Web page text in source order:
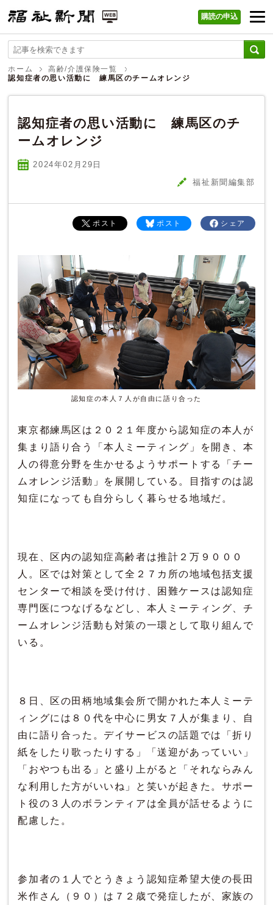
福祉新聞 WEB
購読の申込
ホーム
高齢/介護保険一覧
認知症者の思い活動に 練馬区のチームオレンジ
認知症者の思い活動に 練馬区のチ
ームオレンジ
2024年02 月29 日
福祉新聞編集部
シェア
ポスト
ポスト
認知症の本人７人が自由に語り合った
東京都練馬区は２０２１年度から認知症の本人が
集まり語り合う「本人ミーティング」を開き、本
人の得意分野を生かせるようサポートする「チー
ムオレンジ活動」を展開している。目指すのは認
知症になっても自分らしく暮らせる地域だ。
現在、区内の認知症高齢者は推計２万９０００
人。区では対策として全２７カ所の地域包括支援
センターで相談を受け付け、困難ケースは認知症
専門医につなげるなどし、本人ミーティング、チ
ームオレンジ活動も対策の一環として取り組んで
いる。
８日、区の田柄地域集会所で開かれた本人ミーテ
ィングには８０代を中心に男女７人が集まり、自
由に語り合った。デイサービスの話題では「折り
紙をしたり歌ったりする」「送迎があっていい」
「おやつも出る」と盛り上がると「それならみん
な利用した方がいいね」と笑いが起きた。サポー
ト役の３人のボランティアは全員が話せるように
配慮した。
参加者の１人でとうきょう認知症希望大使の長田
米作さん（９０）は７２歳で発症したが、家族の